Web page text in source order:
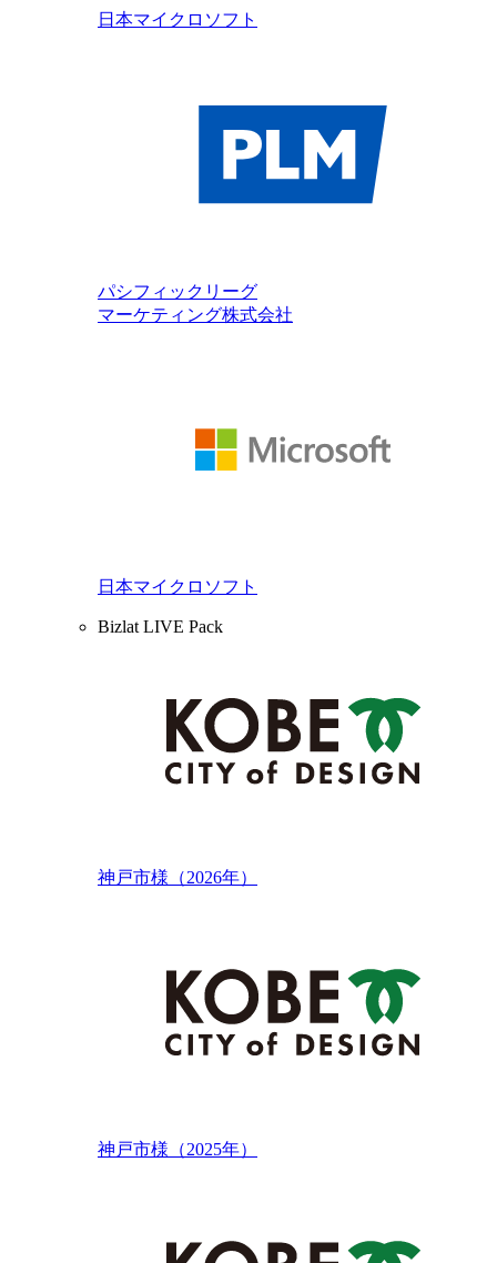
日本マイクロソフト
パシフィックリーグ
マーケティング株式会社
日本マイクロソフト
Bizlat LIVE Pack
神戸市様（2026年）
神戸市様（2025年）